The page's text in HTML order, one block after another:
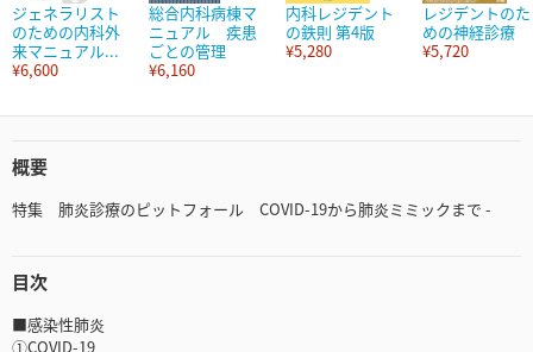
ジェネラリスト
のための内科外
来マニュアル...
¥6,600
総合内科病棟マ
ニュアル 疾患
ごとの管理
¥6,160
内科レジデント
の鉄則 第4版
¥5,280
レジデントのた
めの神経診療
¥5,720
概要
特集 肺炎診療のピットフォール COVID-19から肺炎ミミックまで -
目次
■感染性肺炎
①COVID-19